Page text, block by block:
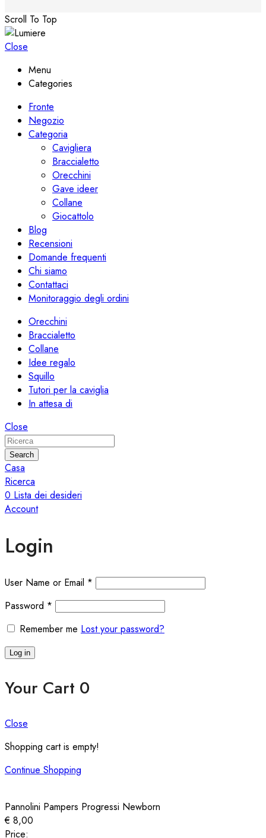
Scroll To Top
Close
Menu
Categories
Fronte
Negozio
Categoria
Cavigliera
Braccialetto
Orecchini
Gave ideer
Collane
Giocattolo
Blog
Recensioni
Domande frequenti
Chi siamo
Contattaci
Monitoraggio degli ordini
Orecchini
Braccialetto
Collane
Idee regalo
Squillo
Tutori per la caviglia
In attesa di
Close
Search
Casa
Ricerca
0 Lista dei desideri
Account
Login
User Name or Email *
Password *
Remember me Lost your password?
Log in
Your Cart 0
Close
Shopping cart is empty!
Continue Shopping
Pannolini Pampers Progressi Newborn
€ 8,00
Price: